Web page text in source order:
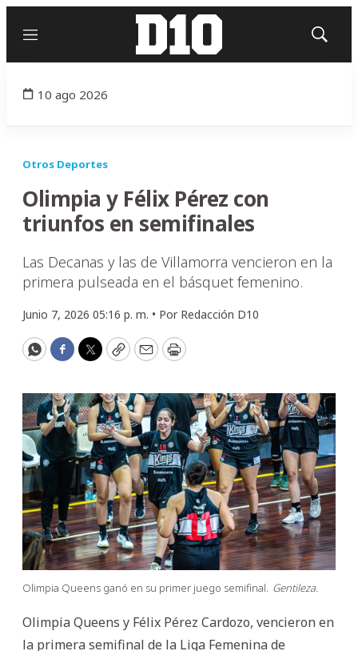
Menú
Mostrar
10 ago 2026
Otros Deportes
Olimpia y Félix Pérez con
triunfos en semifinales
Las Decanas y las de Villamorra vencieron en la
primera pulseada en el básquet femenino.
Junio 7, 2026 05:16 p. m. • Por Redacción D10
WhatsApp
Facebook
Twitter
CopyEmailPrint
Olimpia Queens ganó en su primer juego semifinal. Gentileza.
Olimpia Queens y Félix Pérez Cardozo, vencieron en
la primera semifinal de la Liga Femenina de